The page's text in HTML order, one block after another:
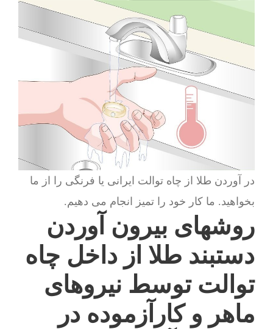
در آوردن طلا از چاه توالت ایرانی یا فرنگی را از ما
بخواهید. ما کار خود را تمیز انجام می دهیم.
روشهای بیرون آوردن
دستبند طلا از داخل چاه
توالت توسط نیروهای
ماهر و کارآزموده در